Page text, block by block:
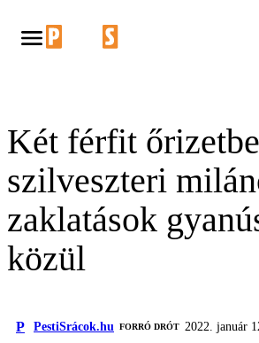
Két férfit
szilveszteri
zaklatások
közül
P PestiSrácok.hu FORRÓ DRÓT 2022. január